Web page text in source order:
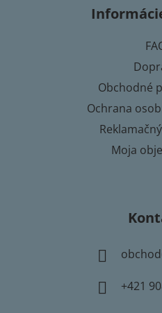
Obchodné
Ochrana
Moja
obchod
+421